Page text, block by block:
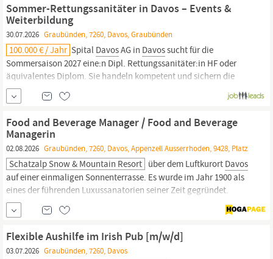
Sommer-Rettungssanitäter in Davos – Events &
Weiterbildung
30.07.2026 Graubünden, 7260, Davos, Graubünden
100.000 € / Jahr Spital DavosAG in Davossucht für die
Sommersaison 2027 eine:n Dipl. Rettungssanitäter:in HF oder
äquivalentes Diplom. Sie handeln kompetent und sichern die
medizinische Erstversorgung bei Einsätzen im alpinen Umfeld,
betreuen Patienten nach Delegation und monitoren den Zustand
während des Einsatzes. Profitieren Sie von einem...
Food and Beverage Manager / Food and Beverage
Managerin
02.08.2026 Graubünden, 7260, Davos, Appenzell Ausserrhoden, 9428, Platz
Schatzalp Snow & Mountain Resort über dem Luftkurort Davos
auf einer einmaligen Sonnenterrasse. Es wurde im Jahr 1900 als
eines der führenden Luxussanatorien seiner Zeit gegründet.
Thomas Mann erwähnte es mehrmals in seinem Literaturklassiker
Der Zauberberg von 1924. Im Jahr 2008 erhielt das Hotel die
Auszeichnung, historisches Hotel der Schweiz und wir liegen
trotzdem immer noch...
Flexible Aushilfe im Irish Pub [m/w/d]
03.07.2026 Graubünden, 7260, Davos